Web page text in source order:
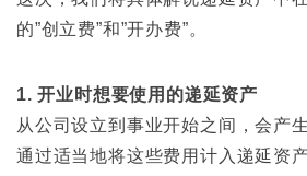
的”创立费”和”开办费”。
1. 开业时想要使用的递延资产
从公司设立到事业开始之间，会产
通过适当地将这些费用计入递延资